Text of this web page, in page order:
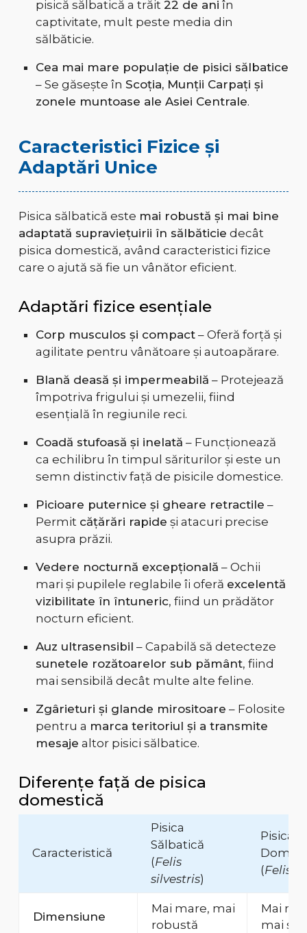
pisică sălbatică a trăit 22 de ani în
captivitate, mult peste media din
sălbăticie.
Cea mai mare populație de pisici sălbatice
– Se găsește în Scoția, Munții Carpați și
zonele muntoase ale Asiei Centrale.
Caracteristici Fizice și
Adaptări Unice
Pisica sălbatică este mai robustă și mai bine
adaptată supraviețuirii în sălbăticie decât
pisica domestică, având caracteristici fizice
care o ajută să fie un vânător eficient.
Adaptări fizice esențiale
Corp musculos și compact– Oferă forță și
agilitate pentru vânătoare și autoapărare.
Blană deasă și impermeabilă – Protejează
împotriva frigului și umezelii, fiind
esențială în regiunile reci.
Coadă stufoasă și inelată – Funcționează
ca echilibru în timpul săriturilor și este un
semn distinctiv față de pisicile domestice.
Picioare puternice și gheare retractile –
Permit cățărări rapide și atacuri precise
asupra prăzii.
Vedere nocturnă excepțională – Ochii
mari și pupilele reglabile îi oferă excelentă
vizibilitate în întuneric, fiind un prădător
nocturn eficient.
Auz ultrasensibil – Capabilă să detecteze
sunetele rozătoarelor sub pământ, fiind
mai sensibilă decât multe alte feline.
Zgârieturi și glande mirositoare – Folosite
pentru a marca teritoriul și a transmite
mesaje altor pisici sălbatice.
Diferențe față de pisica
domestică
Caracteristică
Pisica
Sălbatică
(Felis
silvestris)
Pisica
(Felis
Dimensiune
Mai mare, mai
robustă
Mai
mai